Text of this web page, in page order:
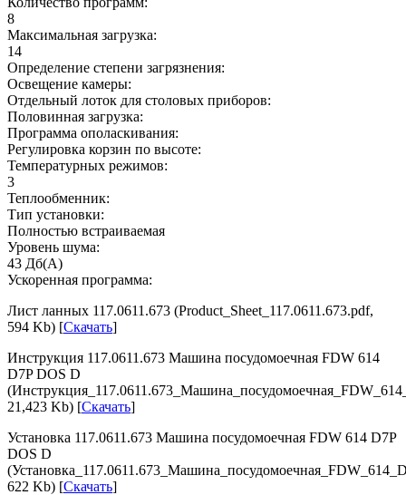
8
Максимальная загрузка:
14
Определение степени загрязнения:
Освещение камеры:
Отдельный лоток для столовых приборов:
Половинная загрузка:
Программа ополаскивания:
Регулировка корзин по высоте:
Температурных режимов:
3
Теплообменник:
Тип установки:
Полностью встраиваемая
Уровень шума:
43 Дб(А)
Ускоренная программа:
Лист ланных 117.0611.673 (Product_Sheet_117.0611.673.pdf,
594 Kb) [Скачать]
Инструкция 117.0611.673 Машина посудомоечная FDW 614
D7P DOS D
21,423 Kb) [Скачать]
Установка 117.0611.673 Машина посудомоечная FDW 614 D7P
DOS D
622 Kb) [Скачать]